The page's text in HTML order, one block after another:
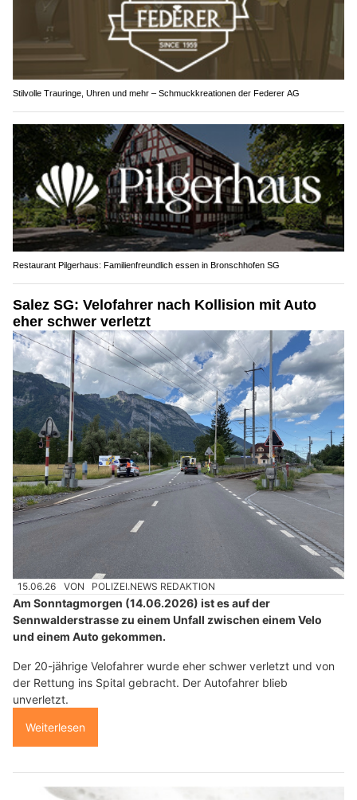
Stilvolle Trauringe, Uhren und mehr – Schmuckkreationen der Federer AG
Restaurant Pilgerhaus: Familienfreundlich essen in Bronschhofen SG
Salez SG: Velofahrer nach Kollision mit Auto
eher schwer verletzt
15.06.26 VON POLIZEI.NEWS REDAKTION
Am Sonntagmorgen (14.06.2026) ist es auf der
Sennwalderstrasse zu einem Unfall zwischen einem Velo
und einem Auto gekommen.
Der 20-jährige Velofahrer wurde eher schwer verletzt und von
der Rettung ins Spital gebracht. Der Autofahrer blieb
unverletzt.
Weiterlesen